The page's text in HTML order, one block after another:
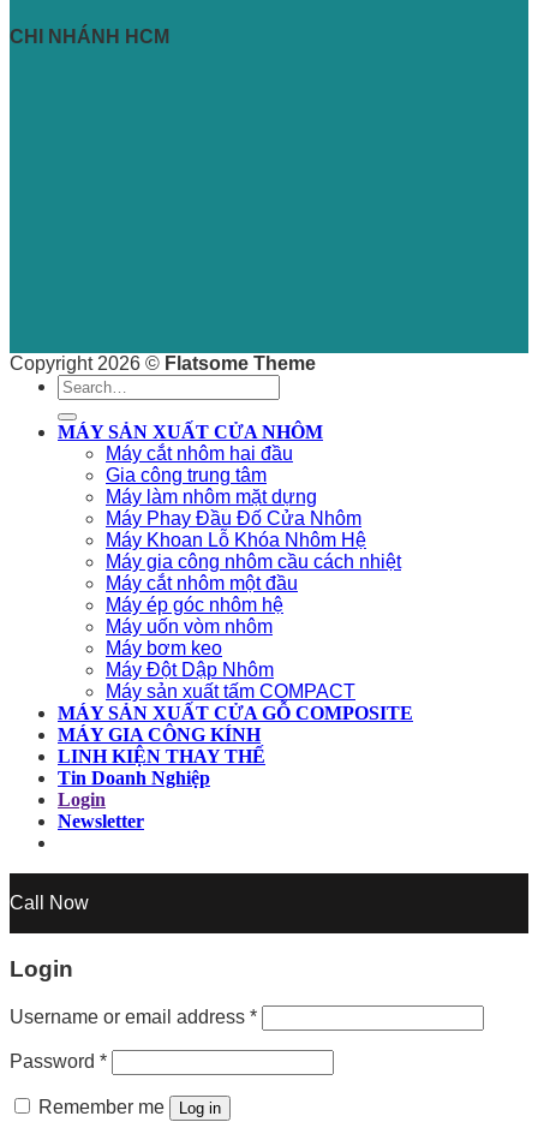
CHI NHÁNH HCM
Copyright 2026 © Flatsome Theme
Search
for:
MÁY SẢN XUẤT CỬA NHÔM
Máy cắt nhôm hai đầu
Gia công trung tâm
Máy làm nhôm mặt dựng
Máy Phay Đầu Đố Cửa Nhôm
Máy Khoan Lỗ Khóa Nhôm Hệ
Máy gia công nhôm cầu cách nhiệt
Máy cắt nhôm một đầu
Máy ép góc nhôm hệ
Máy uốn vòm nhôm
Máy bơm keo
Máy Đột Dập Nhôm
Máy sản xuất tấm COMPACT
MÁY SẢN XUẤT CỬA GỖ COMPOSITE
MÁY GIA CÔNG KÍNH
LINH KIỆN THAY THẾ
Tin Doanh Nghiệp
Login
Newsletter
Call Now
Login
Username or email address *
Password *
Remember me Log in